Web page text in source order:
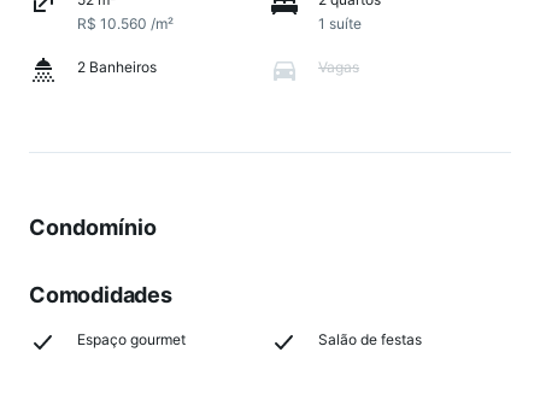
R$ 10.560 /m²
1 suíte
2 Banheiros Vagas
Condomínio
Comodidades
Espaço gourmet Salão de festas